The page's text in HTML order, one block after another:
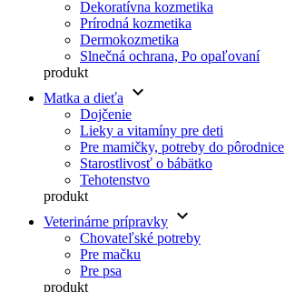
Dekoratívna kozmetika
Prírodná kozmetika
Dermokozmetika
Slnečná ochrana, Po opaľovaní
produkt
Matka a dieťa
keyboard_arrow_down
Dojčenie
Lieky a vitamíny pre deti
Pre mamičky, potreby do pôrodnice
Starostlivosť o bábätko
Tehotenstvo
produkt
Veterinárne prípravky keyboard_arrow_down
Chovateľské potreby
Pre mačku
Pre psa
produkt